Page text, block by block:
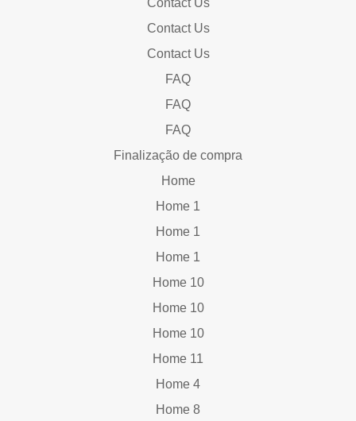
Contact Us
Contact Us
Contact Us
FAQ
FAQ
FAQ
Finalização de compra
Home
Home 1
Home 1
Home 1
Home 10
Home 10
Home 10
Home 11
Home 4
Home 8